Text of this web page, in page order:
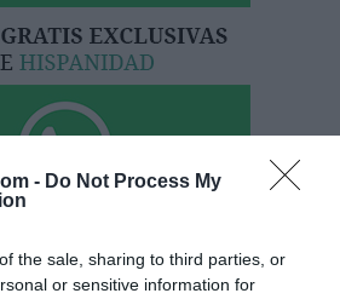
- Do Not Process My
the sale, sharing to third parties, or
or sensitive information for